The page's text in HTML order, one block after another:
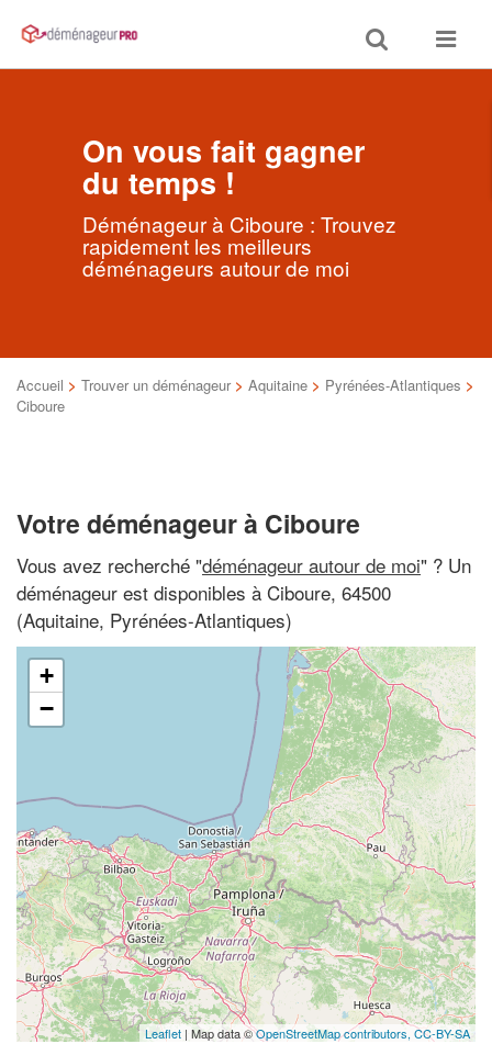
Toggle
search
Toggle
On vous fait gagner
du temps !
Déménageur à Ciboure : Trouvez
rapidement les meilleurs
déménageurs autour de moi
Accueil > Trouver un déménageur > Aquitaine > Pyrénées-Atlantiques >
Ciboure
Votre déménageur à Ciboure
Vous avez recherché "déménageur autour de moi" ? Un
déménageur est disponibles à Ciboure, 64500
(Aquitaine, Pyrénées-Atlantiques)
+
−
Leaflet | Map data ©OpenStreetMap contributors, CC-BY-SA